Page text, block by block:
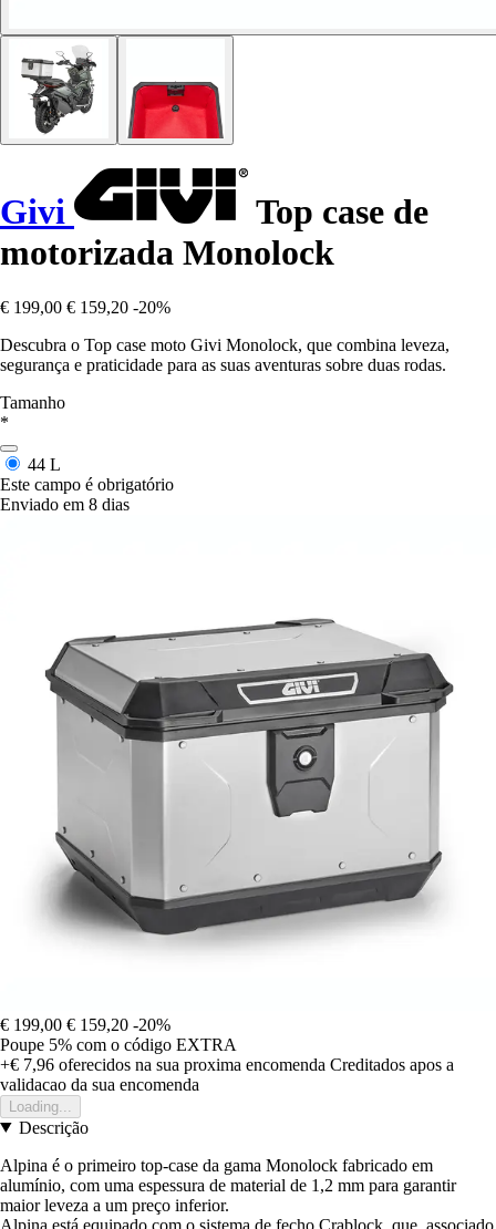
Givi
Top case de
motorizada Monolock
€ 199,00 € 159,20 -20%
Descubra o Top case moto Givi Monolock, que combina leveza,
segurança e praticidade para as suas aventuras sobre duas rodas.
Tamanho
*
44 L
Este campo é obrigatório
Enviado em 8 dias
€ 199,00 € 159,20 -20%
Poupe 5% com o código EXTRA
+€ 7,96 oferecidos na sua proxima encomenda Creditados apos a
validacao da sua encomenda
Loading...
Descrição
Alpina é o primeiro top-case da gama Monolock fabricado em
alumínio, com uma espessura de material de 1,2 mm para garantir
maior leveza a um preço inferior.
Alpina está equipado com o sistema de fecho Crablock, que, associado